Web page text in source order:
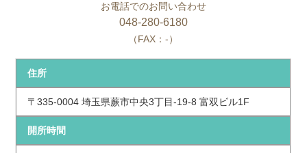
お電話でのお問い合わせ
048-280-6180
（FAX：-）
住所
〒335-0004 埼玉県蕨市中央3丁目-19-8 富双ビル1F
開所時間